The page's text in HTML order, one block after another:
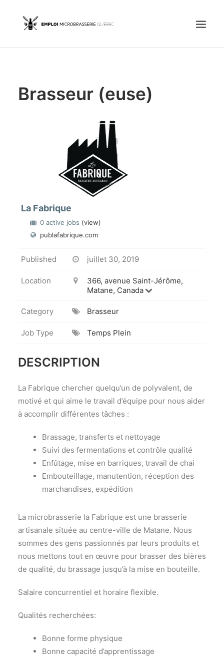
Emplois
OFFREZ UN EMPLOI
Portail Entreprise
Brasseur (euse)
La Fabrique
0 active jobs (view)
publafabrique.com
Published juillet 30, 2019
Location
366, avenue Saint-Jérôme,
Matane, Canada
Category Brasseur
Job Type Temps Plein
DESCRIPTION
La Fabrique chercher quelqu’un de polyvalent, de
motivé et qui aime le travail d’équipe pour nous aider
à accomplir différentes tâches :
Brassage, transferts et nettoyage
Suivi des fermentations et contrôle qualité
Enfûtage, mise en barriques, travail de chai
Embouteillage, manutention, réception des
marchandises, expédition
La microbrasserie la Fabrique est une brasserie
artisanale située au centre-ville de Matane. Nous
sommes des gens passionnés par leurs produits et
nous mettons tout en œuvre pour brasser des bières
de qualité, du brassage jusqu’à la mise en bouteille.
Salaire concurrentiel et horaire flexible.
Qualités recherchées:
Bonne forme physique
Bonne capacité d’apprentissage